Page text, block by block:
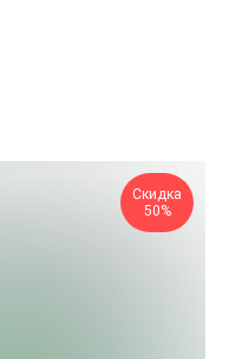
Скидка
50%